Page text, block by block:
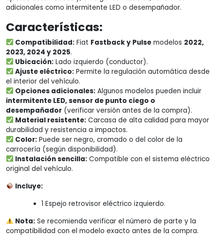
adicionales como intermitente LED o desempañador.
Características:
Compatibilidad: Fiat Fastback y Pulse modelos 2022,
2023, 2024 y 2025.
Ubicación: Lado izquierdo (conductor).
Ajuste eléctrico: Permite la regulación automática desde
el interior del vehículo.
Opciones adicionales: Algunos modelos pueden incluir
intermitente LED, sensor de punto ciego o
desempañador (verificar versión antes de la compra).
Material resistente: Carcasa de alta calidad para mayor
durabilidad y resistencia a impactos.
Color: Puede ser negro, cromado o del color de la
carrocería (según disponibilidad).
Instalación sencilla: Compatible con el sistema eléctrico
original del vehículo.
Incluye:
1 Espejo retrovisor eléctrico izquierdo.
Nota: Se recomienda verificar el número de parte y la
compatibilidad con el modelo exacto antes de la compra.